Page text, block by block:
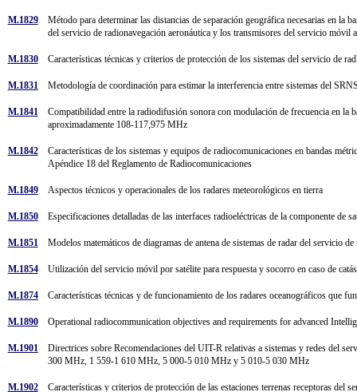
M.1829
Método para determinar las distancias de separación geográfica necesarias en
del servicio de radionavegación aeronáutica y los transmisores del servicio
M.1830 Características técnicas y criterios de protección de los sistemas del servicio de
M.1831 Metodología de coordinación para estimar la interferencia entre sistemas del
M.1841
Compatibilidad entre la radiodifusión sonora con modulación de frecuencia en la
aproximadamente 108-117,975 MHz
M.1842
Características de los sistemas y equipos de radiocomunicaciones en bandas
Apéndice 18 del Reglamento de Radiocomunicaciones
M.1849 Aspectos técnicos y operacionales de los radares meteorológicos en tierra
M.1850 Especificaciones detalladas de las interfaces radioeléctricas de la componente
M.1851 Modelos matemáticos de diagramas de antena de sistemas de radar del servicio
M.1854 Utilización del servicio móvil por satélite para respuesta y socorro en caso de
M.1874 Características técnicas y de funcionamiento de los radares oceanográficos que
M.1890 Operational radiocommunication objectives and requirements for advanced
M.1901
Directrices sobre Recomendaciones del UIT-R relativas a sistemas y redes del
300 MHz, 1 559-1 610 MHz, 5 000-5 010 MHz y 5 010-5 030 MHz
M.1902 Características y criterios de protección de las estaciones terrenas receptoras